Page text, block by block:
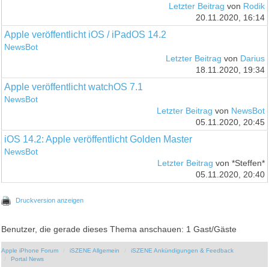
Letzter Beitrag von Rodik
20.11.2020, 16:14
Apple veröffentlicht iOS / iPadOS 14.2
NewsBot
Letzter Beitrag von Darius
18.11.2020, 19:34
Apple veröffentlicht watchOS 7.1
NewsBot
Letzter Beitrag von NewsBot
05.11.2020, 20:45
iOS 14.2: Apple veröffentlicht Golden Master
NewsBot
Letzter Beitrag von *Steffen*
05.11.2020, 20:40
Druckversion anzeigen
Benutzer, die gerade dieses Thema anschauen: 1 Gast/Gäste
Apple iPhone Forum iSZENE Allgemein
iSZENE Ankündigungen & Feedback
Portal News